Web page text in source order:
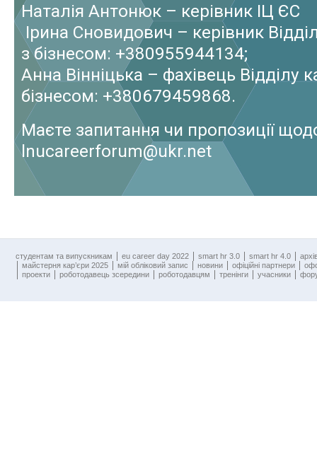
Наталія Антонюк – керівник ІЦ ЄС
Ірина Сновидович – керівник
з бізнесом: +380955944134;
Анна Вінніцька – фахівець Відділу
бізнесом: +380679459868.
Маєте запитання чи пропозиції
lnucareerforum@ukr.net
cтудентам та випускникам eu career day 2022 smart hr 3.0 smart hr 4.0
майстерня кар’єри 2025
мій обліковий запис новини офіційні партнери
проекти
роботодавець зсередини роботодавцям тренінги учасники